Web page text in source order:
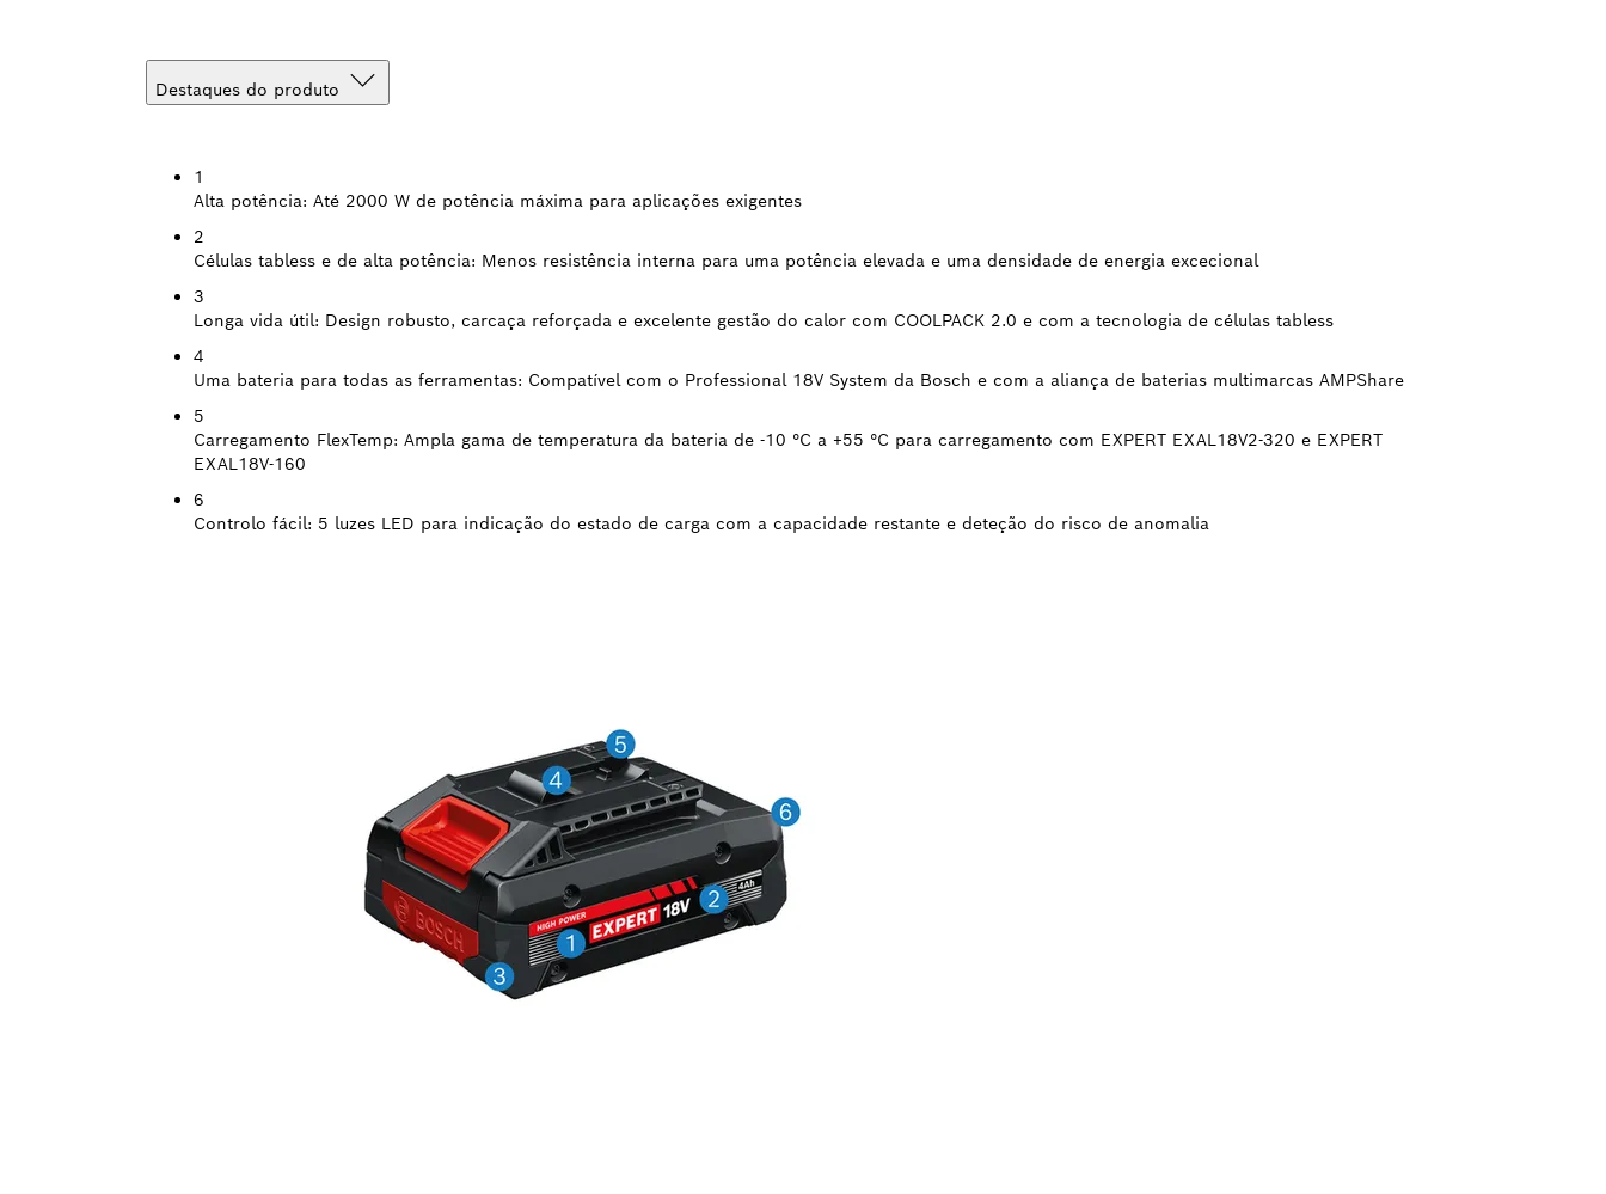
Destaques do produto
1
Alta potência: Até 2000 W de potência máxima para aplicações exigentes
2
Células tabless e de alta potência: Menos resistência interna para uma potência elevada e uma densidade de energia excecional
3
Longa vida útil: Design robusto, carcaça reforçada e excelente gestão do calor com COOLPACK 2.0 e com a tecnologia de células tabless
4
Uma bateria para todas as ferramentas: Compatível com o Professional 18V System da Bosch e com a aliança de baterias multimarcas AMPShare
5
Carregamento FlexTemp: Ampla gama de temperatura da bateria de -10 °C a +55 °C para carregamento com EXPERT EXAL18V2-320 e EXPERT
EXAL18V-160
6
Controlo fácil: 5 luzes LED para indicação do estado de carga com a capacidade restante e deteção do risco de anomalia